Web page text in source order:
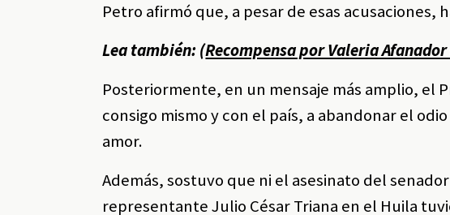
Petro afirmó que, a pesar de esas
Lea también: (Recompensa por Valeria
Posteriormente, en un mensaje más amplio, el
consigo mismo y con el país, a abandonar el
amor.
Además, sostuvo que ni el asesinato del
representante Julio César Triana en el Huila